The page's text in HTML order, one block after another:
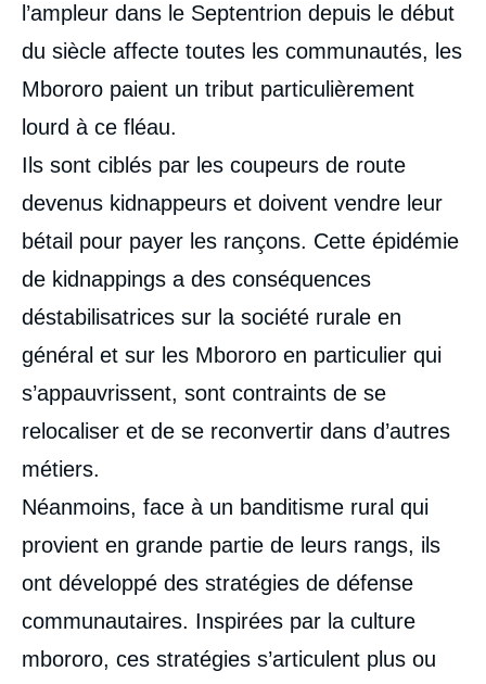
l’ampleur dans le Septentrion depuis le début
du siècle affecte toutes les communautés, les
Mbororo paient un tribut particulièrement
lourd à ce fléau.
Ils sont ciblés par les coupeurs de route
devenus kidnappeurs et doivent vendre leur
bétail pour payer les rançons. Cette épidémie
de kidnappings a des conséquences
déstabilisatrices sur la société rurale en
général et sur les Mbororo en particulier qui
s’appauvrissent, sont contraints de se
relocaliser et de se reconvertir dans d’autres
métiers.
Néanmoins, face à un banditisme rural qui
provient en grande partie de leurs rangs, ils
ont développé des stratégies de défense
communautaires. Inspirées par la culture
mbororo, ces stratégies s’articulent plus ou